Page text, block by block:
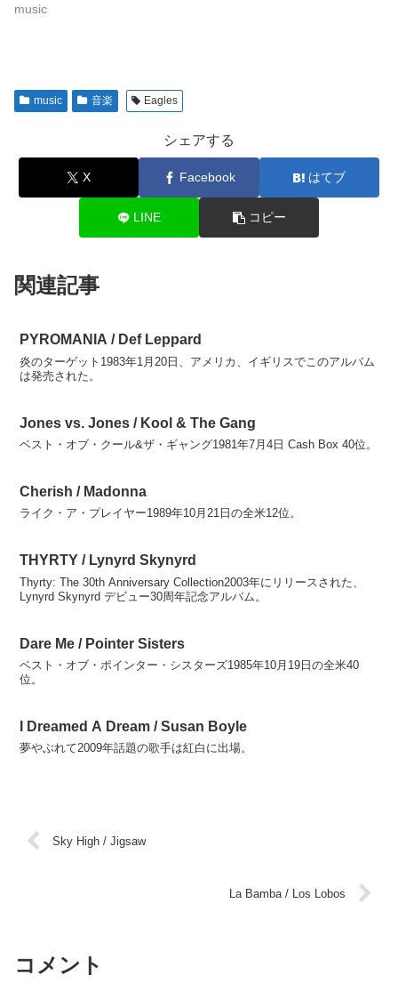
music
music 音楽 Eagles
シェアする
X Facebook はてブ
LINE コピー
関連記事
PYROMANIA / Def Leppard
炎のターゲット1983年1月20日、アメリカ、イギリスでこのアルバム
は発売された。
Jones vs. Jones / Kool & The Gang
ベスト・オブ・クール&ザ・ギャング1981年7月4日 Cash Box 40位。
Cherish / Madonna
ライク・ア・プレイヤー1989年10月21日の全米12位。
THYRTY / Lynyrd Skynyrd
Thyrty: The 30th Anniversary Collection2003年にリリースされた、
Lynyrd Skynyrd デビュー30周年記念アルバム。
Dare Me / Pointer Sisters
ベスト・オブ・ポインター・シスターズ1985年10月19日の全米40
位。
I Dreamed A Dream / Susan Boyle
夢やぶれて2009年話題の歌手は紅白に出場。
Sky High / Jigsaw
La Bamba / Los Lobos
コメント